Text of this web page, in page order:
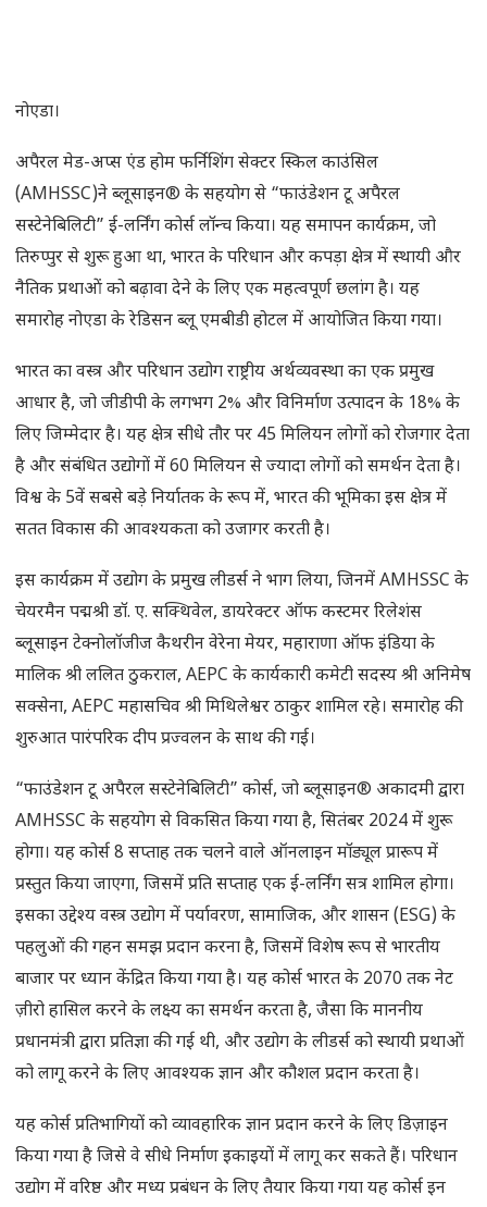
नोएडा।
अपैरल मेड-अप्स एंड होम फर्निशिंग सेक्टर स्किल काउंसिल
(AMHSSC)ने ब्लूसाइन® के सहयोग से “फाउंडेशन टू अपैरल
सस्टेनेबिलिटी” ई-लर्निंग कोर्स लॉन्च किया। यह समापन कार्यक्रम, जो
तिरुप्पुर से शुरू हुआ था, भारत के परिधान और कपड़ा क्षेत्र में स्थायी और
नैतिक प्रथाओं को बढ़ावा देने के लिए एक महत्वपूर्ण छलांग है। यह
समारोह नोएडा के रेडिसन ब्लू एमबीडी होटल में आयोजित किया गया।
भारत का वस्त्र और परिधान उद्योग राष्ट्रीय अर्थव्यवस्था का एक प्रमुख
आधार है, जो जीडीपी के लगभग 2% और विनिर्माण उत्पादन के 18% के
लिए जिम्मेदार है। यह क्षेत्र सीधे तौर पर 45 मिलियन लोगों को रोजगार देता
है और संबंधित उद्योगों में 60 मिलियन से ज्यादा लोगों को समर्थन देता है।
विश्व के 5वें सबसे बड़े निर्यातक के रूप में, भारत की भूमिका इस क्षेत्र में
सतत विकास की आवश्यकता को उजागर करती है।
इस कार्यक्रम में उद्योग के प्रमुख लीडर्स ने भाग लिया, जिनमें AMHSSC के
चेयरमैन पद्मश्री डॉ. ए. सक्थिवेल, डायरेक्टर ऑफ कस्टमर रिलेशंस
ब्लूसाइन टेक्नोलॉजीज कैथरीन वेरेना मेयर, महाराणा ऑफ इंडिया के
मालिक श्री ललित ठुकराल, AEPC के कार्यकारी कमेटी सदस्य श्री अनिमेष
सक्सेना, AEPC महासचिव श्री मिथिलेश्वर ठाकुर शामिल रहे। समारोह की
शुरुआत पारंपरिक दीप प्रज्वलन के साथ की गई।
“फाउंडेशन टू अपैरल सस्टेनेबिलिटी” कोर्स, जो ब्लूसाइन® अकादमी द्वारा
AMHSSC के सहयोग से विकसित किया गया है, सितंबर 2024 में शुरू
होगा। यह कोर्स 8 सप्ताह तक चलने वाले ऑनलाइन मॉड्यूल प्रारूप में
प्रस्तुत किया जाएगा, जिसमें प्रति सप्ताह एक ई-लर्निंग सत्र शामिल होगा।
इसका उद्देश्य वस्त्र उद्योग में पर्यावरण, सामाजिक, और शासन (ESG) के
पहलुओं की गहन समझ प्रदान करना है, जिसमें विशेष रूप से भारतीय
बाजार पर ध्यान केंद्रित किया गया है। यह कोर्स भारत के 2070 तक नेट
ज़ीरो हासिल करने के लक्ष्य का समर्थन करता है, जैसा कि माननीय
प्रधानमंत्री द्वारा प्रतिज्ञा की गई थी, और उद्योग के लीडर्स को स्थायी प्रथाओं
को लागू करने के लिए आवश्यक ज्ञान और कौशल प्रदान करता है।
यह कोर्स प्रतिभागियों को व्यावहारिक ज्ञान प्रदान करने के लिए डिज़ाइन
किया गया है जिसे वे सीधे निर्माण इकाइयों में लागू कर सकते हैं। परिधान
उद्योग में वरिष्ठ और मध्य प्रबंधन के लिए तैयार किया गया यह कोर्स इन